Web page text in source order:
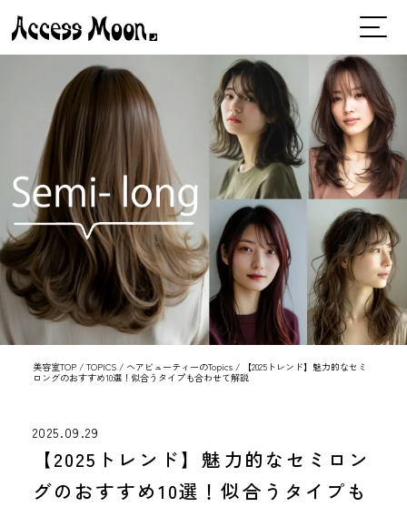
美容室TOP/ TOPICS/ ヘアビューティーのTopics/
【2025トレンド】魅力的なセミ
ロングのおすすめ10選！似合うタイプも合わせて解説
2025.09.29
【2025トレンド】魅力的なセミロン
グのおすすめ10選！似合うタイプも